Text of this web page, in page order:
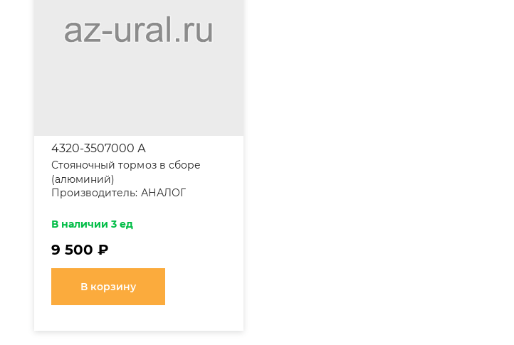
4320-3507000 А
Стояночный тормоз в сборе
(алюминий)
Производитель: АНАЛОГ
В наличии 3 ед
9 500 ₽
В корзину